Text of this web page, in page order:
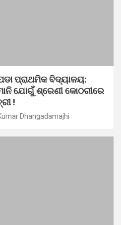
ପ୍ରାଥମିକ ବିଦ୍ୟାଳୟ:
ଯୋଗୁଁ ଶ୍ରେଣୀ କୋଠରୀରେ
!
Dhangadamajhi